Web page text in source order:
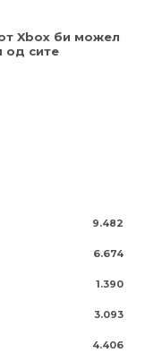
Xbox би можел
од сите
9.482
6.674
1.390
3.093
4.406